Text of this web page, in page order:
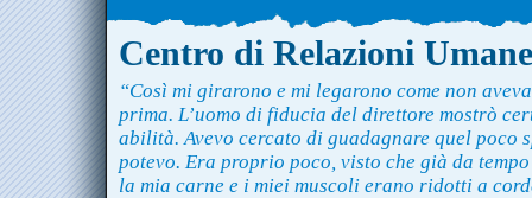
Centro di Relazioni Umane
“Così mi girarono e mi legarono come non
prima. L’uomo di fiducia del direttore mostrò
abilità. Avevo cercato di guadagnare quel poco
potevo. Era proprio poco, visto che già da
la mia carne e i miei muscoli erano ridotti a